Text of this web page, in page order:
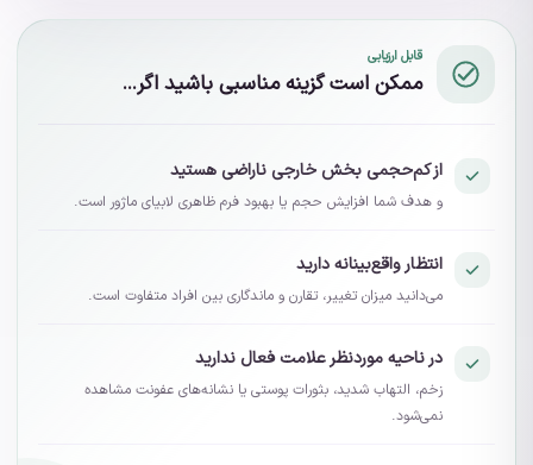
قابل ارزیابی
ممکن است گزینه مناسبی باشید اگر...
از کم‌حجمی بخش خارجی ناراضی هستید
و هدف شما افزایش حجم یا بهبود فرم ظاهری لابیای ماژور است.
انتظار واقع‌بینانه دارید
می‌دانید میزان تغییر، تقارن و ماندگاری بین افراد متفاوت است.
در ناحیه موردنظر علامت فعال ندارید
زخم، التهاب شدید، بثورات پوستی یا نشانه‌های عفونت مشاهده
نمی‌شود.